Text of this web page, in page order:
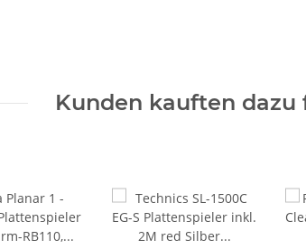
Kunden kauften dazu